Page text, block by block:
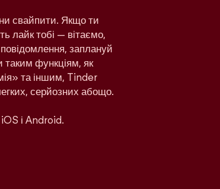
свайпити. Якщо ти
лайк тобі — вітаємо,
заплануй
таким функціям, як
та іншим, Tinder
серйозних абощо.
і Android.